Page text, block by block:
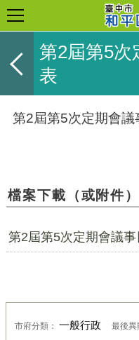
第2屆第5次
表
第2屆第5次定期會議
檔案下載（或附件）
第2屆第5次定期會議
市府分類： 一般行政 最後異